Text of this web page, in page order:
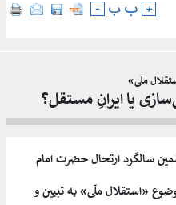
- ب ب +
ملّی»
یا ایرانِ مستقل؟
سالگرد ارتحال حضرت امام
«استقلال ملّی» به تبیین و